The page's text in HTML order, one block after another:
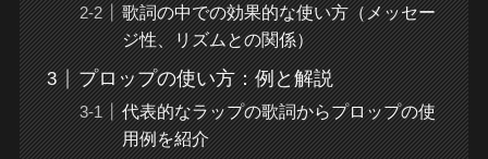
歌詞の中での効果的な使い方（メッセー
ジ性、リズムとの関係）
プロップの使い方：例と解説
代表的なラップの歌詞からプロップの使
用例を紹介